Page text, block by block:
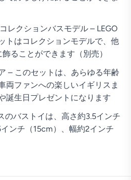
レクションバスモデル – LEGO
トはコレクションモデルで、他
ることができます（別売）
– このセットは、あらゆる年齢
両ファンへの楽しいイギリスま
誕生日プレゼントになります
のバストイは、高さ約3.5インチ
ンチ（15cm）、幅約2インチ